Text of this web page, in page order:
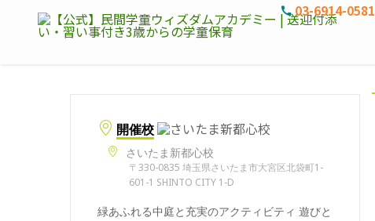
03-6914-0581
開催校
さいたま新都心校
〒330-0835 埼玉県さいたま市大宮区北袋町1-
601-1 SHINTO CITY 1-D
緑あふれる中庭と充実のアクティビティ 遊びと